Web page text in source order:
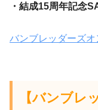
・結成15周年記念
バンブレッダーズ
【バンブレ